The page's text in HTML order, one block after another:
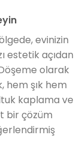
evinizin
estetik açıdan
olarak
hem şık hem
kaplama ve
bir çözüm